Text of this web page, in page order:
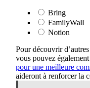
Bring
FamilyWall
Notion
Pour découvrir
vous pouvez
pour une meilleure
aideront à renforcer la